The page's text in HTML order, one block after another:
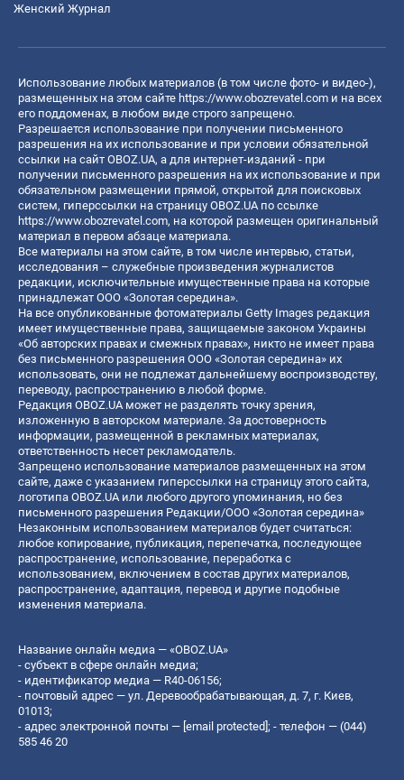
Женский Журнал
Использование любых материалов (в том числе фото- и видео-),
размещенных на этом сайте https://www.obozrevatel.com и на всех
его поддоменах, в любом виде строго запрещено.
Разрешается использование при получении письменного
разрешения на их использование и при условии обязательной
ссылки на сайт OBOZ.UA, а для интернет-изданий - при
получении письменного разрешения на их использование и при
обязательном размещении прямой, открытой для поисковых
систем, гиперссылки на страницу OBOZ.UA по ссылке
https://www.obozrevatel.com, на которой размещен оригинальный
материал в первом абзаце материала.
Все материалы на этом сайте, в том числе интервью, статьи,
исследования – служебные произведения журналистов
редакции, исключительные имущественные права на которые
принадлежат ООО «Золотая середина».
На все опубликованные фотоматериалы Getty Images редакция
имеет имущественные права, защищаемые законом Украины
«Об авторских правах и смежных правах», никто не имеет права
без письменного разрешения ООО «Золотая середина» их
использовать, они не подлежат дальнейшему воспроизводству,
переводу, распространению в любой форме.
Редакция OBOZ.UA может не разделять точку зрения,
изложенную в авторском материале. За достоверность
информации, размещенной в рекламных материалах,
ответственность несет рекламодатель.
Запрещено использование материалов размещенных на этом
сайте, даже с указанием гиперссылки на страницу этого сайта,
логотипа OBOZ.UA или любого другого упоминания, но без
письменного разрешения Редакции/ООО «Золотая середина»
Незаконным использованием материалов будет считаться:
любое копирование, публикация, перепечатка, последующее
распространение, использование, переработка с
использованием, включением в состав других материалов,
распространение, адаптация, перевод и другие подобные
изменения материала.
Название онлайн медиа — «OBOZ.UA»
- субъект в сфере онлайн медиа;
- идентификатор медиа — R40-06156;
- почтовый адрес — ул. Деревообрабатывающая, д. 7, г. Киев,
01013;
- адрес электронной почты — [email protected]; - телефон — (044)
585 46 20